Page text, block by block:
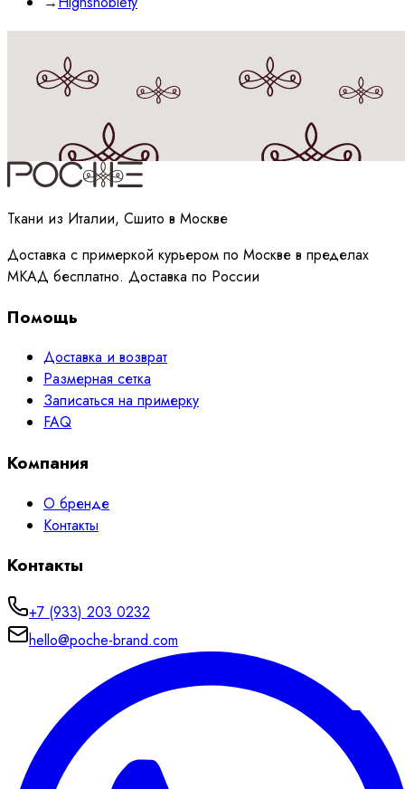
Принимаюполитикуобработки данных
Ткани из Италии, Сшито в Москве
Доставка с примеркой курьером по Москве в пределах
МКАД бесплатно. Доставка по России
Помощь
Доставка и возврат
Размерная сетка
Записаться на примерку
FAQ
Компания
О бренде
Контакты
Контакты
+7 (933) 203 0232
hello@poche-brand.com